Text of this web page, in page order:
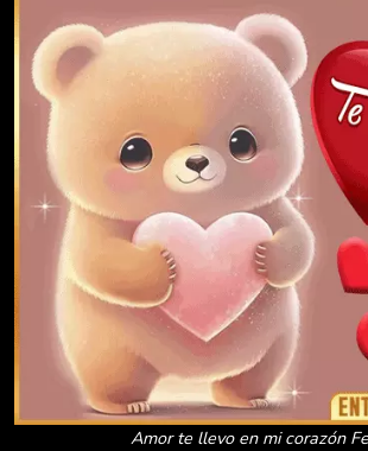
Amor te llevo en mi corazón